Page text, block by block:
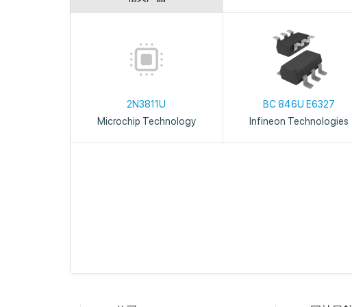
2N3811U
Microchip Technology
BC 846U E6327
Infineon Technologies